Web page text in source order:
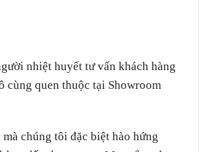
nhiệt huyết tư vấn khách hàng
cùng quen thuộc tại Showroom
chúng tôi đặc biệt hào hứng